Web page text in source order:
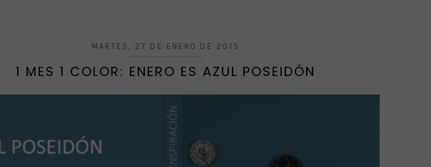
MARTES, 27 DE ENERO DE 2015
1 MES 1 COLOR: ENERO ES AZUL POSEIDÓN